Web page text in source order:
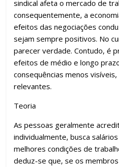
sindical afeta o mercado de
consequentemente, a
efeitos das negociações
sejam sempre positivos. No
parecer verdade. Contudo, é
efeitos de médio e longo
consequências menos
relevantes.
Teoria
As pessoas geralmente
individualmente, busca
melhores condições de
deduz-se que, se os